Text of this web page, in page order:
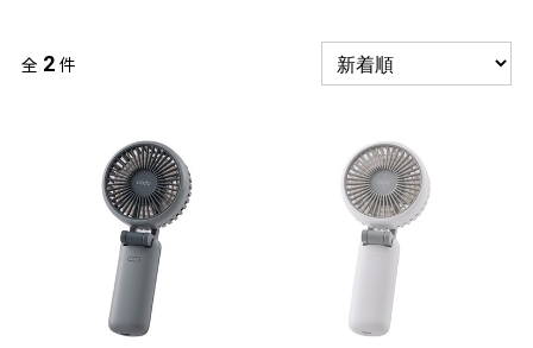
全 2 件